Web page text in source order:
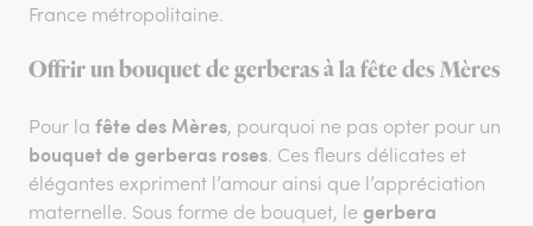
France métropolitaine.
Offrir un bouquet de gerberas à la fête des Mères
Pour la fête des Mères, pourquoi ne pas opter pour un
bouquet de gerberas roses. Ces fleurs délicates et
élégantes expriment l’amour ainsi que l’appréciation
maternelle. Sous forme de bouquet, le gerbera